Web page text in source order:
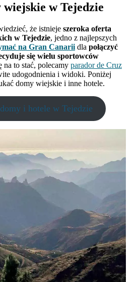
w Tejedzie
że istnieje szeroka oferta
w Tejedzie, jedno z najlepszych
na Gran Canarii dla połączyć
się wielu sportowców
na to stać, polecamy parador de Cruz
udogodnienia i widoki. Poniżej
domy wiejskie i inne hotele.
i hotele w Tejedzie